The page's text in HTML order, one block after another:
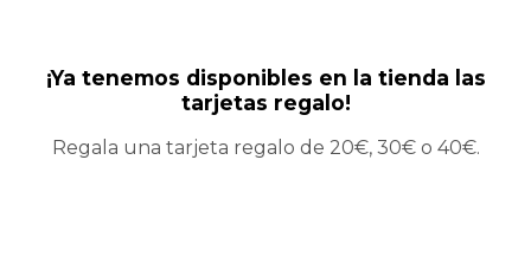
¡Ya tenemos disponibles en la tienda las
tarjetas regalo!
Regala una tarjeta regalo de 20€, 30€ o 40€.